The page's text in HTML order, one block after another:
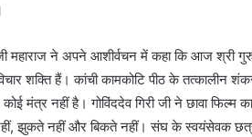
जी महाराज ने अपने आशीर्वचन में कहा कि आज श्री
शक्ति हैं। कांची कामकोटि पीठ के तत्कालीन
मंत्र नहीं है। गोविंददेव गिरी जी ने छावा
झुकते नहीं और बिकते नहीं। संघ के स्वयंसेवक